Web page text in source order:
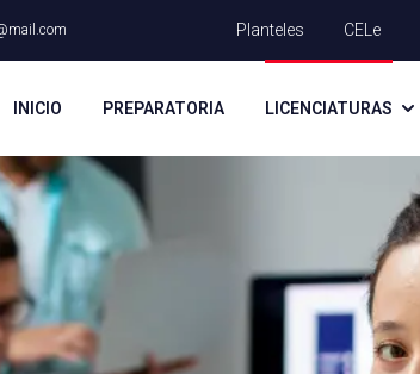
Planteles CELe
INICIO PREPARATORIA LICENCIATURAS